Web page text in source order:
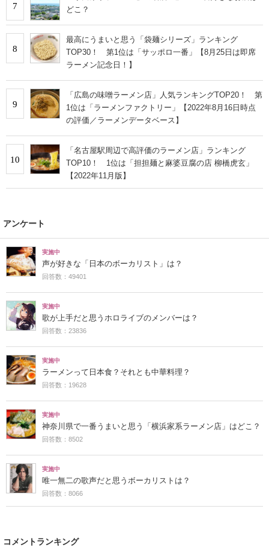
7
どこ？
8
最高にうまいと思う「袋麺シリーズ」ランキング
TOP30！ 第1位は「サッポロ一番」【8月25日は即席
ラーメン記念日！】
9
「広島の味噌ラーメン店」人気ランキングTOP20！ 第
1位は「ラーメンファクトリー」【2022年8月16日時点
の評価／ラーメンデータベース】
10
「名古屋駅周辺で高評価のラーメン店」ランキング
TOP10！ 1位は「担担麺と麻婆豆腐の店 柳橋虎玄」
【2022年11月版】
アンケート
実施中
声が好きな「日本のボーカリスト」は？
回答数：49401
実施中
歌が上手だと思うホロライブのメンバーは？
回答数：23836
実施中
ラーメンって日本食？それとも中華料理？
回答数：19628
実施中
神奈川県で一番うまいと思う「横浜家系ラーメン店」はどこ？
回答数：8502
実施中
唯一無二の歌声だと思うボーカリストは？
回答数：8066
コメントランキング